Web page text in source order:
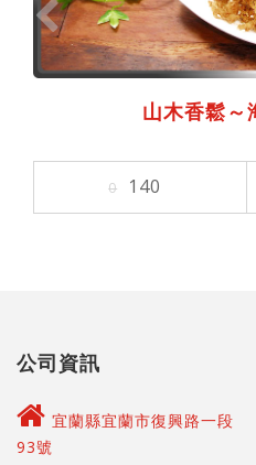
山木香鬆～
0 140
公司資訊
宜蘭縣宜蘭市復興路一段
93號